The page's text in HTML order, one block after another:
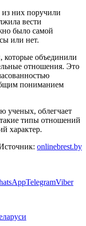
них поручили
вести
было самой
или нет.
объединили
отношения. Это
пониманием
ученых, облегчает
типы отношений
характер.
onlinebrest.by
TelegramViber